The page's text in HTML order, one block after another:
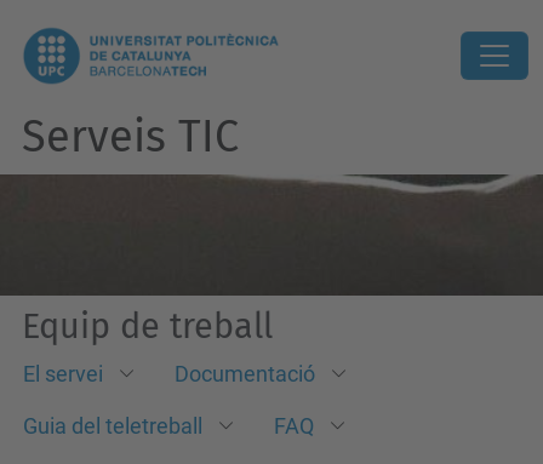
Serveis TIC
Equip de treball
El servei Documentació
Guia del teletreball FAQ